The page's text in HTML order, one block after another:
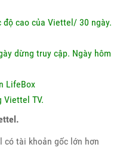
độ cao của Viettel/ 30 ngày.
dừng truy cập. Ngày hôm
LifeBox
Viettel TV.
tài khoản gốc lớn hơn